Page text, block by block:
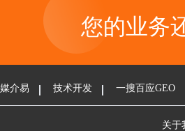
您的业务
媒介易 技术开发 一搜百应GEO
关于